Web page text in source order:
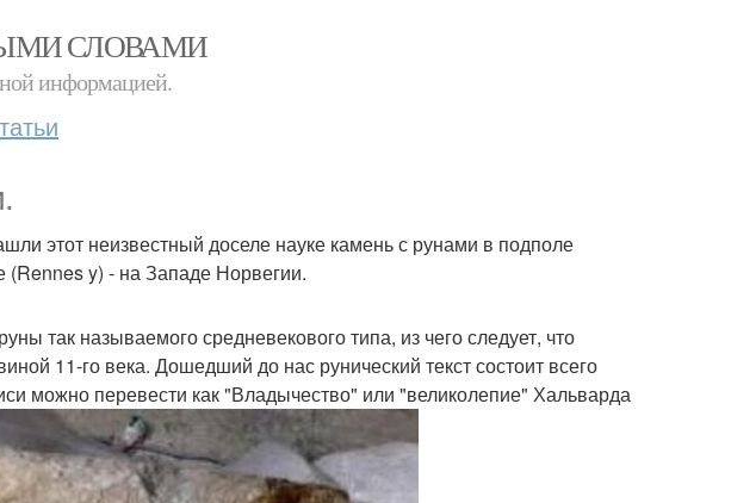
СЛОВАМИ
информацией.
этот неизвестный доселе науке камень с рунами в подполе
(Rennes y) - на Западе Норвегии.
так называемого средневекового типа, из чего следует, что
11-го века. Дошедший до нас рунический текст состоит всего
можно перевести как "Владычество" или "великолепие" Хальварда